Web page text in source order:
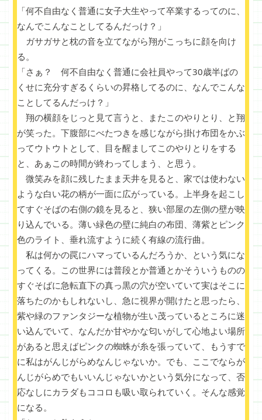
「何不自由なく普通に女子大生やって卒業するってのに、
なんでこんなことしてるんだっけ？」
ガサガサと枕の音を立てながら翔がこっちに顔を向け
る。
「さぁ？ 何不自由なく普通に会社員やって30歳半ばの
くせに充分すぎるくらいの昇格してるのに、なんでこんな
ことしてるんだっけ？」
翔の横顔をじっと見て言うと、またこのやりとり、と翔
が笑った。下腹部にべたつきを感じながら掛け布団をかぶ
ってウトウトとして、目を醒ましてこのやりとりをする
と、あぁこの時間が終わってしまう、と思う。
微笑みを顔に残したまま天井を見ると、家では使わない
ような白い花の柄が一面に広がっている。上半身を起こし
てすぐそばの右側の鏡を見ると、狭い部屋の左側の壁が映
り込んでいる。薄い緑色の壁に純白の布団、薄紫とピンク
色のライト、垂れ流すように続く有線の流行曲。
私は何かの罠にハマっているんだろうか、という気にな
ってくる。この世界には普段とか普通とかそういうものの
すぐそばに急転直下の真っ黒の穴が空いていて実はそこに
落ちたのかもしれないし、急に視界が開けたと思ったら、
紫や緑のファンタジーな植物が生い茂っているところに迷
い込んでいて、なんだか甘やかな匂いがして心地よい場所
があると思えばピンクの蜘蛛が糸を張っていて、もうすで
に私はがんじがらめなんじゃないか。でも、ここでならが
んじがらめでもいいんじゃないかという気分になって、否
応なしにカラダもココロも吸い取られていく。そんな感覚
になる。